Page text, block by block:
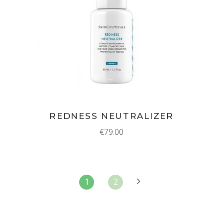
IN WINKELMAND
REDNESS NEUTRALIZER
€79.00
1 2